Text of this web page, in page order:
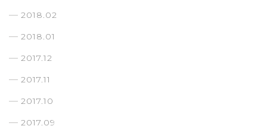
2018.02
2018.01
2017.12
2017.11
2017.10
2017.09